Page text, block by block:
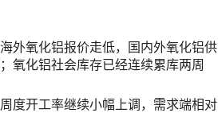
外氧化铝报价走低，国内外氧化铝供
氧化铝社会库存已经连续累库两周
度开工率继续小幅上调，需求端相对